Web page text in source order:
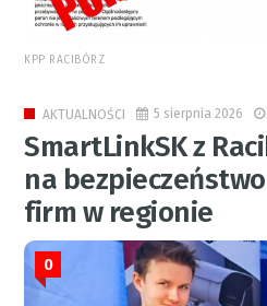
KPP RACIBÓRZ
AKTUALNOŚCI 5 sierpnia 2026
SmartLinkSK z
na
firm w regionie
0